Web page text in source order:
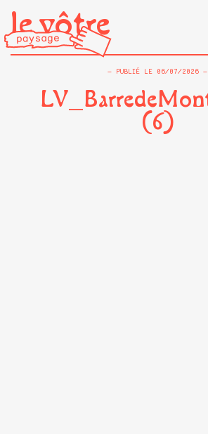
le vôtre
PUBLIÉ LE 06/07/2026
(6)